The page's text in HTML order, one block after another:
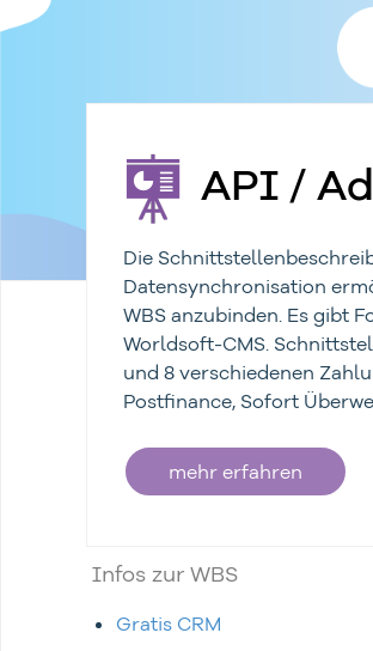
API /
Die
Datensynchronisation
WBS anzubinden. Es gibt
Worldsoft-CMS.
und 8 verschiedenen
Postfinance, Sofort
mehr erfahren
Infos zur WBS
Gratis CRM